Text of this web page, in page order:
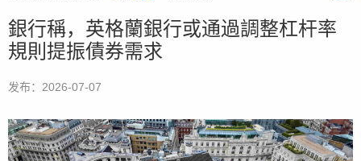
銀行稱，英格蘭銀行或通過調整杠杆率
規則提振債券需求
发布：2026-07-07